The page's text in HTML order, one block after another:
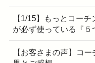
【1/15】もっとコー
が必ず使っている『
【お客さまの声】コ